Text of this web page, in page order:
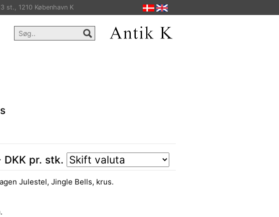
st., 1210 København K
DKK pr. stk.
Julestel, Jingle Bells, krus.